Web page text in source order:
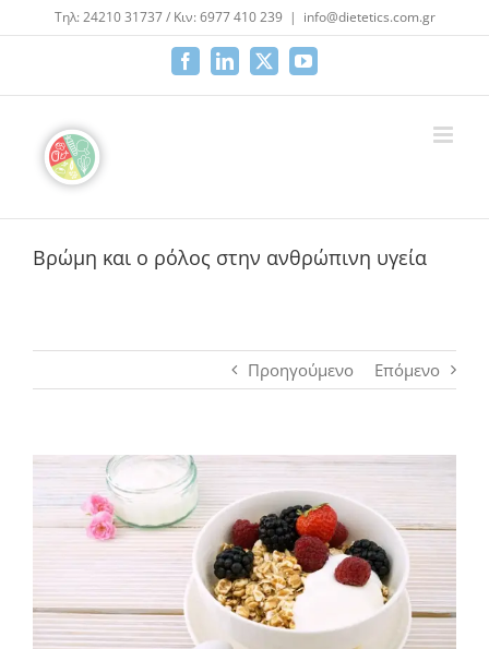
Μετάβαση
στο
Τηλ: 24210 31737 / Κιν: 6977 410 239 | info@dietetics.com.gr
FacebookLinkedIn
X YouTube
Βρώμη και ο ρόλος στην ανθρώπινη υγεία
Προηγούμενο Επόμενο
Προβολή
μεγαλύτερης
εικόνας